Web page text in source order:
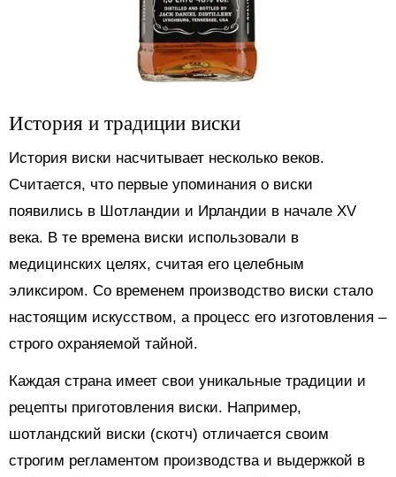
История и традиции виски
История виски насчитывает несколько веков.
Считается, что первые упоминания о виски
появились в Шотландии и Ирландии в начале XV
века. В те времена виски использовали в
медицинских целях, считая его целебным
эликсиром. Со временем производство виски стало
настоящим искусством, а процесс его изготовления –
строго охраняемой тайной.
Каждая страна имеет свои уникальные традиции и
рецепты приготовления виски. Например,
шотландский виски (скотч) отличается своим
строгим регламентом производства и выдержкой в